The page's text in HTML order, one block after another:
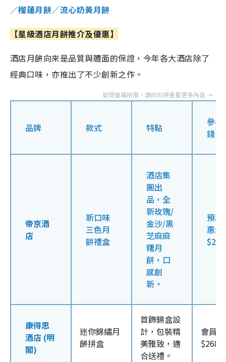
／榴蓮月餅／流心奶黃月餅
【星級酒店月餅推介及優惠】
酒店月餅向來是品質與體面的保證，今年各大酒店除了
經典口味，亦推出了不少創新之作。
品牌 款式 特點
參考
錢
帝京酒
店
新口味
三色月
餅禮盒
酒店集
團出
品，全
新玫瑰/
金沙/黑
芝麻麻
糬月
餅，口
感創
新。
預訂
惠:
康得思
酒店 (明
閣)
迷你錦繡月
餅拼盒
首飾錦盒設
計，包裝精
美雅致，適
合送禮。
會員
$268/